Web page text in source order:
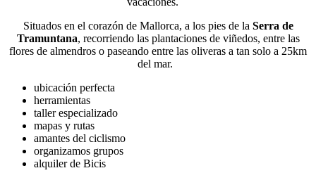
Situados en el corazón de Mallorca, a los pies de la Serra de
Tramuntana, recorriendo las plantaciones de viñedos, entre las
flores de almendros o paseando entre las oliveras a tan solo a 25km
del mar.
ubicación perfecta
herramientas
taller especializado
mapas y rutas
amantes del ciclismo
organizamos grupos
alquiler de Bicis